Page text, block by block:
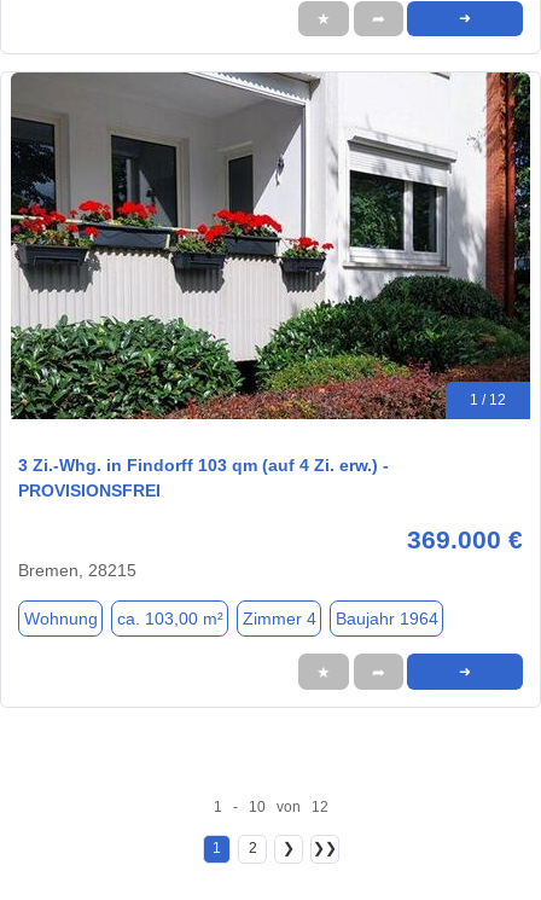
★ ➦ ➜
1 / 12
3 Zi.-Whg. in Findorff 103 qm (auf 4 Zi. erw.) -
PROVISIONSFREI
369.000 €
Bremen, 28215
Wohnung ca. 103,00 m² Zimmer 4 Baujahr 1964
★ ➦ ➜
1 - 10 von 12
1 2 ❯ ❯❯